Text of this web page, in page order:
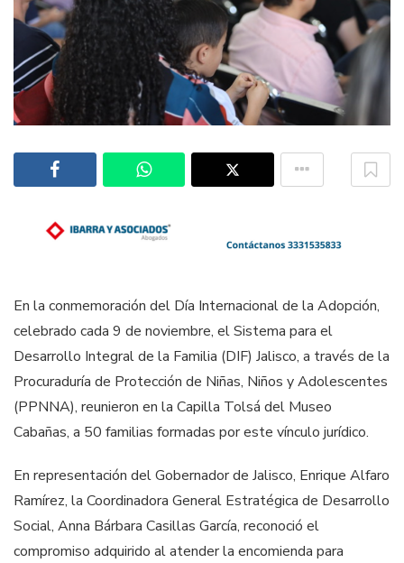
En la conmemoración del Día Internacional de la Adopción,
celebrado cada 9 de noviembre, el Sistema para el
Desarrollo Integral de la Familia (DIF) Jalisco, a través de la
Procuraduría de Protección de Niñas, Niños y Adolescentes
(PPNNA), reunieron en la Capilla Tolsá del Museo
Cabañas, a 50 familias formadas por este vínculo jurídico.
En representación del Gobernador de Jalisco, Enrique Alfaro
Ramírez, la Coordinadora General Estratégica de Desarrollo
Social, Anna Bárbara Casillas García, reconoció el
compromiso adquirido al atender la encomienda para